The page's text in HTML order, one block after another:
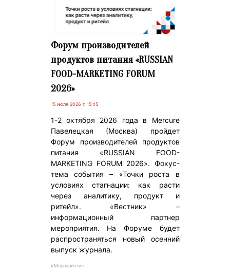
Форум производителей
продуктов питания «RUSSIAN
FOOD-MARKETING FORUM
2026»
15 июля 2026 г. 15:45
1-2 октября 2026 года в Mercure
Павелецкая (Москва) пройдет
Форум производителей продуктов
питания «RUSSIAN FOOD-
MARKETING FORUM 2026». Фокус-
тема события – «Точки роста в
условиях стагнации: как расти
через аналитику, продукт и
ритейл». «Вестник» –
информационный партнер
мероприятия. На Форуме будет
распространяться новый осенний
выпуск журнала.
#Мероприятия